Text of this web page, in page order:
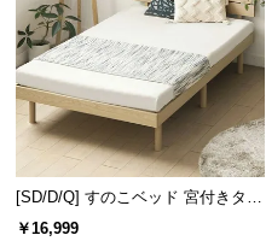
[SD/D/Q] すのこベッド 宮付きタイ
プ 2口コンセント
￥16,999